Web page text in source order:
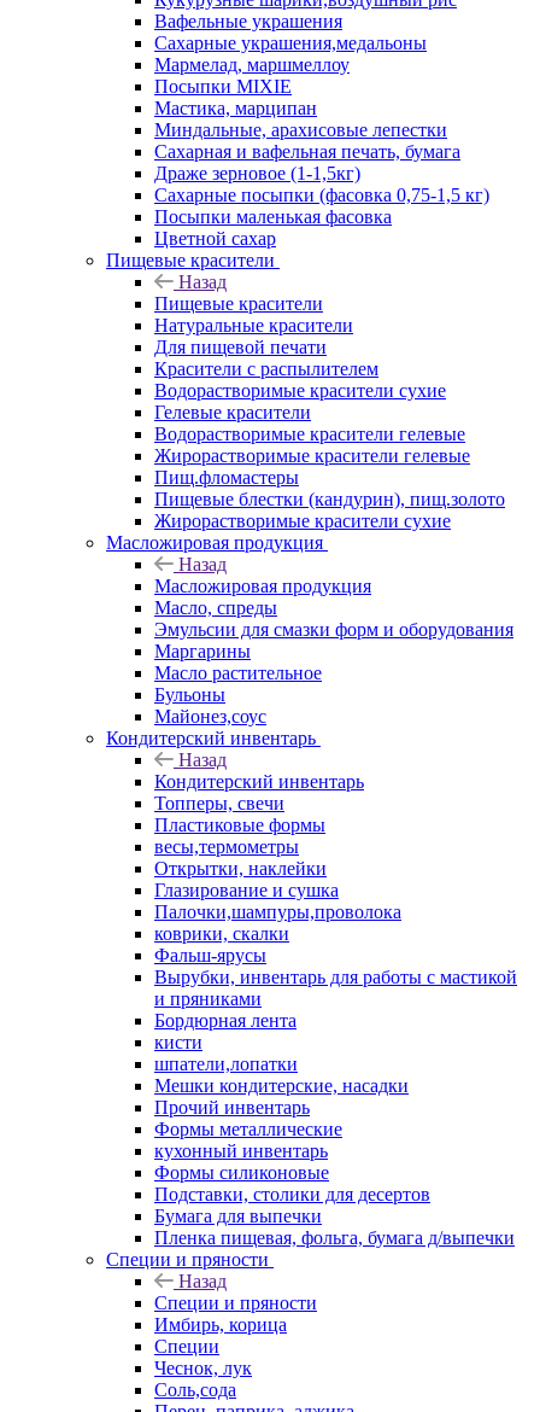
Вафельные украшения
Сахарные украшения,медальоны
Мармелад, маршмеллоу
Посыпки MIXIE
Мастика, марципан
Миндальные, арахисовые лепестки
Сахарная и вафельная печать, бумага
Драже зерновое (1-1,5кг)
Сахарные посыпки (фасовка 0,75-1,5 кг)
Посыпки маленькая фасовка
Цветной сахар
Пищевые красители
Назад
Пищевые красители
Натуральные красители
Для пищевой печати
Красители с распылителем
Водорастворимые красители сухие
Гелевые красители
Водорастворимые красители гелевые
Жирорастворимые красители гелевые
Пищ.фломастеры
Пищевые блестки (кандурин), пищ.золото
Жирорастворимые красители сухие
Масложировая продукция
Назад
Масложировая продукция
Масло, спреды
Эмульсии для смазки форм и оборудования
Маргарины
Масло растительное
Бульоны
Майонез,соус
Кондитерский инвентарь
Назад
Кондитерский инвентарь
Топперы, свечи
Пластиковые формы
весы,термометры
Открытки, наклейки
Глазирование и сушка
Палочки,шампуры,проволока
коврики, скалки
Фальш-ярусы
Вырубки, инвентарь для работы с мастикой
и пряниками
Бордюрная лента
кисти
шпатели,лопатки
Мешки кондитерские, насадки
Прочий инвентарь
Формы металлические
кухонный инвентарь
Формы силиконовые
Подставки, столики для десертов
Бумага для выпечки
Пленка пищевая, фольга, бумага д/выпечки
Специи и пряности
Назад
Специи и пряности
Имбирь, корица
Специи
Чеснок, лук
Соль,сода